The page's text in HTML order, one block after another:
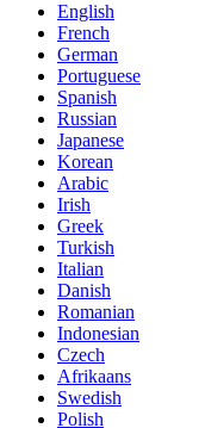
English
French
German
Portuguese
Spanish
Russian
Japanese
Korean
Arabic
Irish
Greek
Turkish
Italian
Danish
Romanian
Indonesian
Czech
Afrikaans
Swedish
Polish